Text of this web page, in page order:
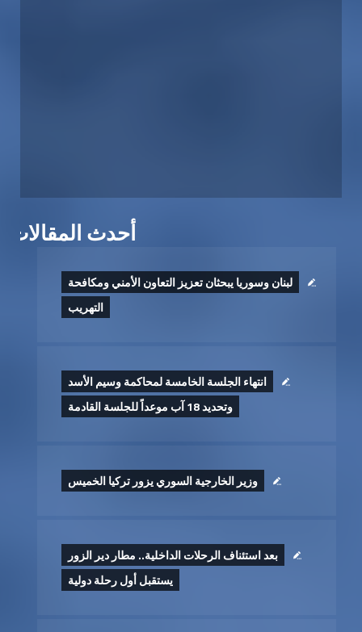
أحدث المقالات
لبنان وسوريا يبحثان تعزيز التعاون الأمني ومكافحة
التهريب
انتهاء الجلسة الخامسة لمحاكمة وسيم الأسد
وتحديد 18 آب موعداً للجلسة القادمة
وزير الخارجية السوري يزور تركيا الخميس
بعد استئناف الرحلات الداخلية.. مطار دير الزور
يستقبل أول رحلة دولية